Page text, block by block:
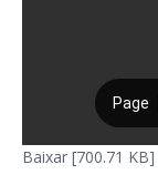
Baixar [700.71 KB]